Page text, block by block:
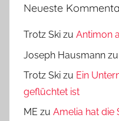
Neueste
Trotz Ski zu Antimon
Joseph Hausmann zu
Trotz Ski zu Ein
geflüchtet ist
ME zu Amelia hat die